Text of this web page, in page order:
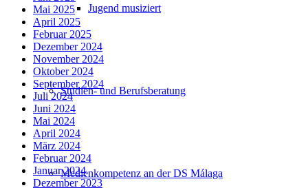
Jugend musiziert
Studien- und Berufsberatung
Medienkompetenz an der DS Málaga
Mai 2025
April 2025
Februar 2025
Dezember 2024
November 2024
Oktober 2024
September 2024
Juli 2024
Juni 2024
Mai 2024
April 2024
März 2024
Februar 2024
Januar 2024
Dezember 2023